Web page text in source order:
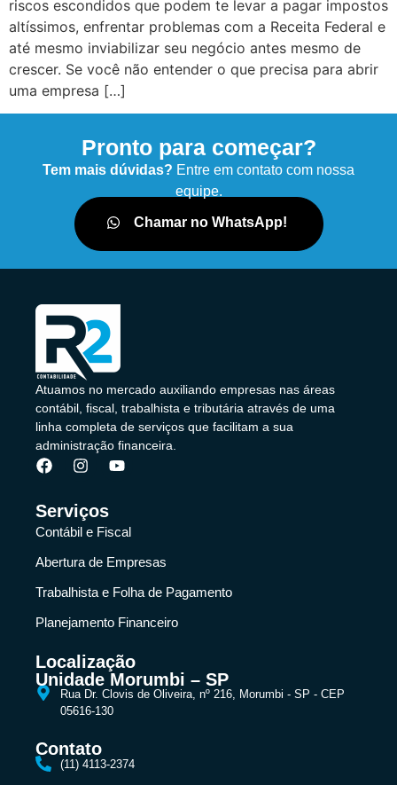
riscos escondidos que podem te levar a pagar impostos
altíssimos, enfrentar problemas com a Receita Federal e
até mesmo inviabilizar seu negócio antes mesmo de
crescer. Se você não entender o que precisa para abrir
uma empresa […]
Pronto para começar?
Tem mais dúvidas? Entre em contato com nossa
equipe.
Chamar no WhatsApp!
Atuamos no mercado auxiliando empresas nas áreas
contábil, fiscal, trabalhista e tributária através de uma
linha completa de serviços que facilitam a sua
administração financeira.
Serviços
Contábil e Fiscal
Abertura de Empresas
Trabalhista e Folha de Pagamento
Planejamento Financeiro
Localização
Unidade Morumbi – SP
Rua Dr. Clovis de Oliveira, nº 216, Morumbi - SP - CEP
05616-130
Contato
(11) 4113-2374